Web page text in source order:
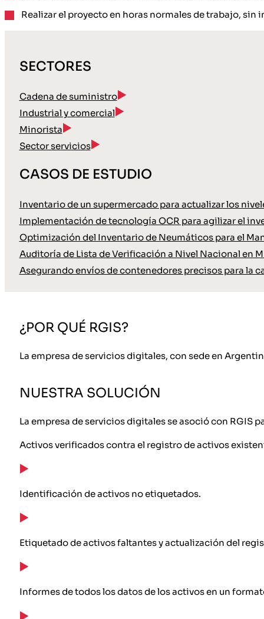
Realizar el proyecto en horas normales de trabajo,
SECTORES
Cadena de suministro
Industrial y comercial
Minorista
Sector servicios
CASOS DE ESTUDIO
Inventario de un supermercado para actualizar los
Implementación de tecnología OCR para agilizar el
Optimización del Inventario de Neumáticos para el
Auditoría de Lista de Verificación a Nivel Nacional en
Asegurando envíos de contenedores precisos para la
¿POR QUÉ RGIS?
La empresa de servicios digitales, con sede en
NUESTRA SOLUCIÓN
La empresa de servicios digitales se asoció con RGIS
Activos verificados contra el registro de activos
Identificación de activos no etiquetados.
Etiquetado de activos faltantes y actualización del
Informes de todos los datos de los activos en un